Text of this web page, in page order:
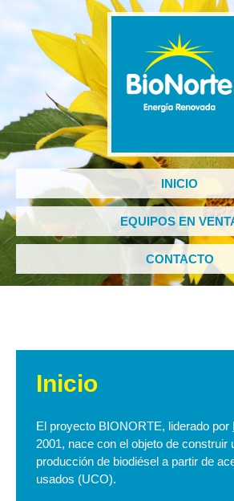
INICIO
EQUIPOS EN
CONTACTO
Inicio
El proyecto BIONORTE, liderado por
2001, nace con el objeto de construir
producción de biodiésel a partir de
usados (UCO).